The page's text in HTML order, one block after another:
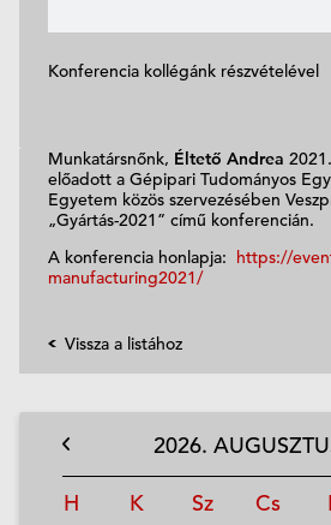
Konferencia kollégánk részvételével
Munkatársnőnk, Éltető Andrea
előadott a Gépipari Tudományos
Egyetem közös szervezésében
„Gyártás-2021” című konferencián.
A konferencia honlapja:
https://
manufacturing2021/
Vissza a listához
2026.
H K Sz Cs